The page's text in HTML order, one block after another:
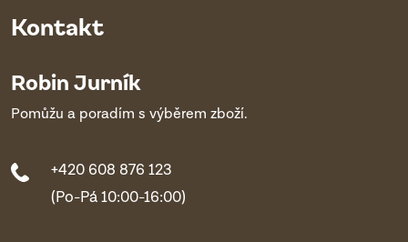
Kontakt
Robin Jurník
Pomůžu a poradím s výběrem zboží.
+420 608 876 123
(Po-Pá 10:00-16:00)